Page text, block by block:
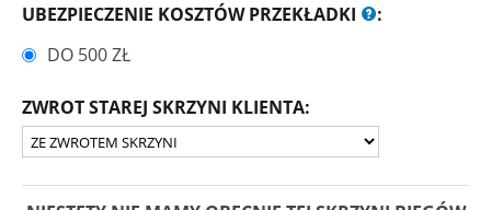
UBEZPIECZENIE KOSZTÓW PRZEKŁADKI
:
DO 500 ZŁ
ZWROT STAREJ SKRZYNI KLIENTA: